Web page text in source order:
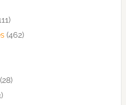
(462)